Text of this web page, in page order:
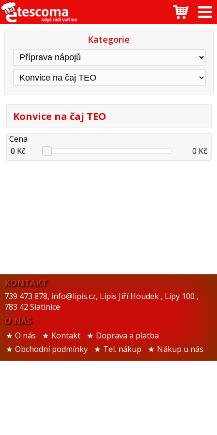
Kategorie
Konvice na čaj TEO
Cena
0 Kč
0 Kč
KONTAKT
739 473 878, info@lipis.cz, Lipis Jiří Houdek , Lípy 100 ,
783 42 Slatinice
O NÁS
O nás Kontakt
Doprava a platba
Obchodní podmínky
Tel. nákup Nákup u nás